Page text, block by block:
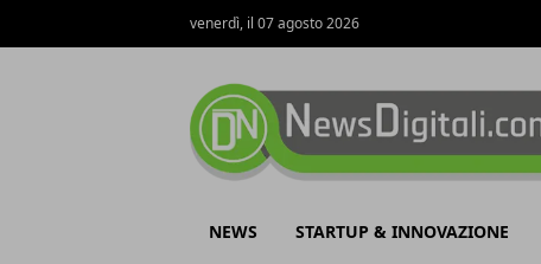
venerdì, il 07 agosto 2026
NEWS STARTUP & INNOVAZIONE